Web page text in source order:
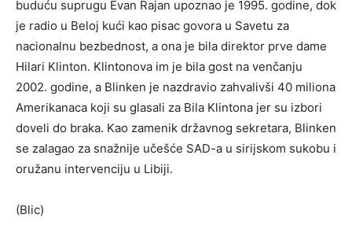
buduću suprugu Evan Rajan upoznao je 1995. godine, dok
je radio u Beloj kući kao pisac govora u Savetu za
nacionalnu bezbednost, a ona je bila direktor prve dame
Hilari Klinton. Klin­tonova im je bila gost na venčanju
2002. godine, a Blinken je nazdravio zahvalivši 40 miliona
Ameri­kanaca koji su glasali za Bila Klintona jer su izbori
doveli do braka. Kao zamenik državnog sekretara, Blinken
se zalagao za snažnije učešće SAD-a u sirijskom sukobu i
oružanu intervenciju u Libiji.
(Blic)